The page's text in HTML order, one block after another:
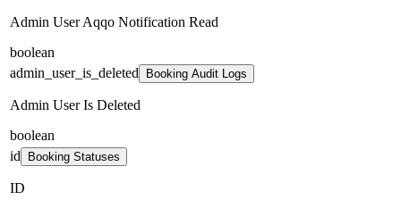
Admin User Aqqo Notification Read
boolean
admin_user_is_deleted
Booking Audit Logs
Admin User Is Deleted
boolean
id
Booking Statuses
ID